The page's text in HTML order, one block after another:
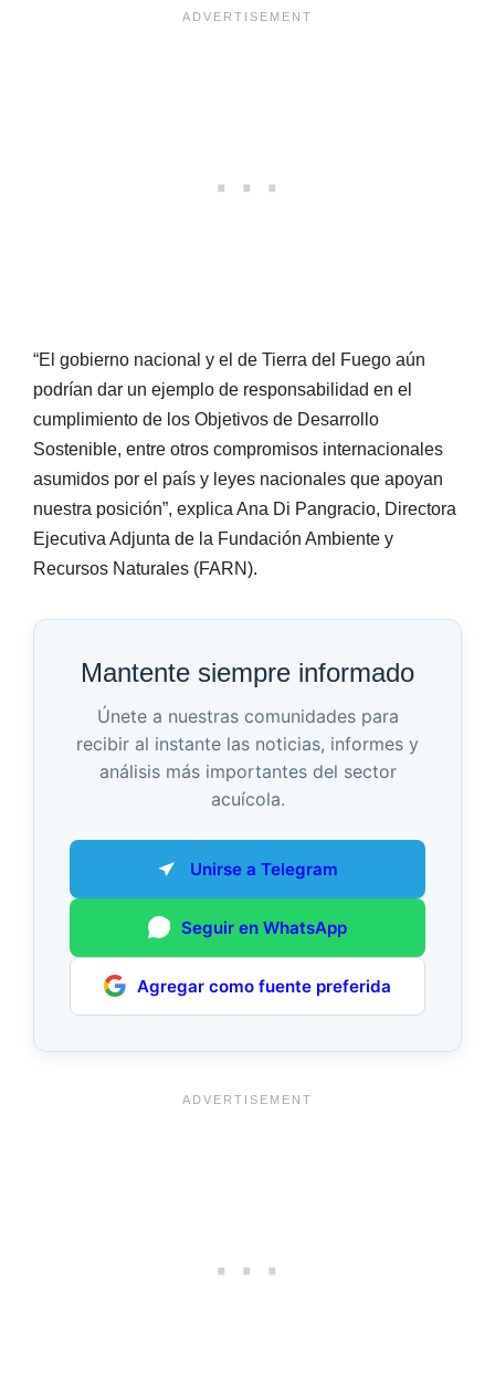
“El gobierno nacional y el de Tierra del Fuego aún
podrían dar un ejemplo de responsabilidad en el
cumplimiento de los Objetivos de Desarrollo
Sostenible, entre otros compromisos internacionales
asumidos por el país y leyes nacionales que apoyan
nuestra posición”, explica Ana Di Pangracio, Directora
Ejecutiva Adjunta de la Fundación Ambiente y
Recursos Naturales (FARN).
Mantente siempre informado
Únete a nuestras comunidades para
recibir al instante las noticias, informes y
análisis más importantes del sector
acuícola.
Unirse a Telegram
Seguir en WhatsApp
Agregar como fuente preferida